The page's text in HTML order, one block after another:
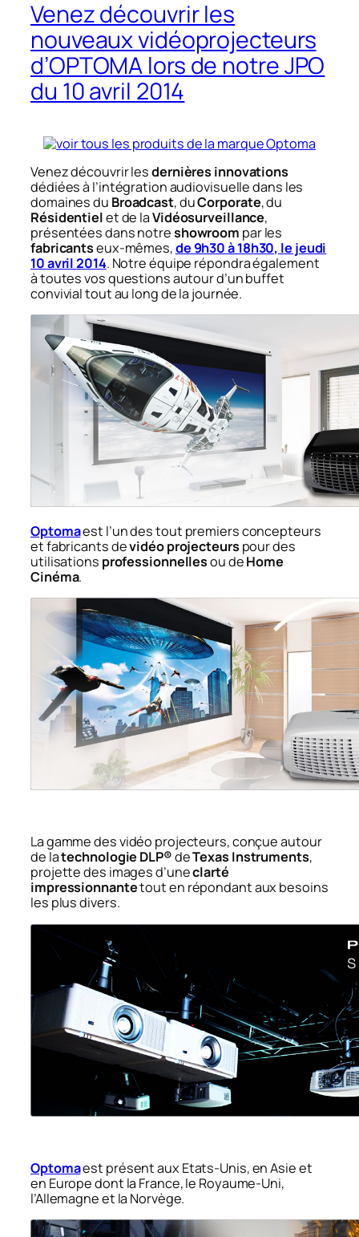
Venez découvrir les
nouveaux vidéoprojecteurs
d’OPTOMA lors de notre JPO
du 10 avril 2014
Venez découvrir lesdernières innovations
dédiées à l’intégration audiovisuelle dans les
domaines du Broadcast, duCorporate, du
Résidentielet de laVidéosurveillance,
présentées dans notreshowroom par les
fabricantseux-mêmes,de 9h30 à 18h30, le jeudi
10 avril 2014. Notre équipe répondra également
à toutes vos questions autour d’un buffet
convivial tout au long de la journée.
Optomaest l’un des tout premiers concepteurs
et fabricants devidéo projecteurs pour des
utilisations professionnellesou deHome
Cinéma.
La gamme des vidéo projecteurs, conçue autour
de latechnologie DLP®deTexas Instruments,
projette des images d’uneclarté
impressionnantetout en répondant aux besoins
les plus divers.
Optomaest présent aux Etats-Unis, en Asie et
en Europe dont la France, le Royaume-Uni,
l’Allemagne et la Norvège.